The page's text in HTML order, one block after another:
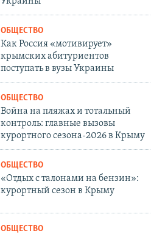
ОБЩЕСТВО
Как Россия «мотивирует»
крымских абитуриентов
поступать в вузы Украины
ОБЩЕСТВО
Война на пляжах и тотальный
контроль: главные вызовы
курортного сезона-2026 в Крыму
ОБЩЕСТВО
«Отдых с талонами на бензин»:
курортный сезон в Крыму
ОБЩЕСТВО